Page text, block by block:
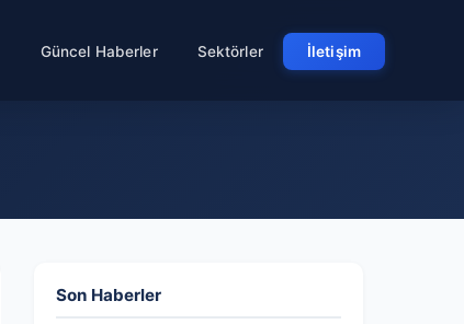
Güncel Haberler Sektörler İletişim
Son Haberler